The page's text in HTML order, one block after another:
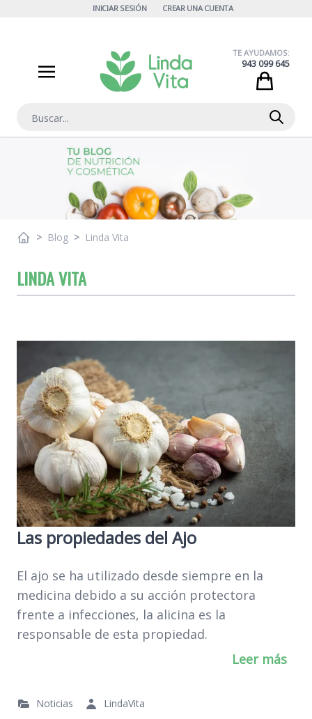
INICIAR SESIÓN CREAR UNA CUENTA
Buscar
TE AYUDAMOS:
943 099 645
> Blog > Linda Vita
LINDA VITA
Las propiedades del Ajo
El ajo se ha utilizado desde siempre en la
medicina debido a su acción protectora
frente a infecciones, la alicina es la
responsable de esta propiedad.
Leer más
Noticias LindaVita